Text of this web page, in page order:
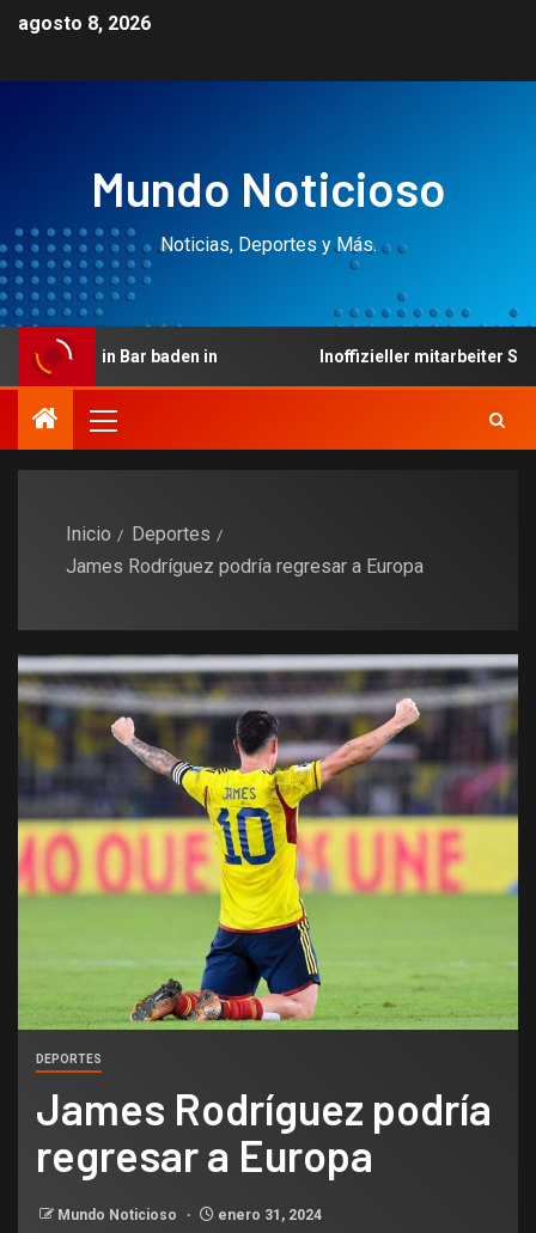
agosto 8, 2026
Mundo Noticioso
Noticias, Deportes y Más.
baden in Inoffizieller mitarbeiter Siebenter monat
Inicio
Deportes
James Rodríguez podría regresar a Europa
DEPORTES
James Rodríguez podría
regresar a Europa
Mundo Noticioso enero 31, 2024